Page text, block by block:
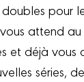
pour
vous attend
et déjà
séries,